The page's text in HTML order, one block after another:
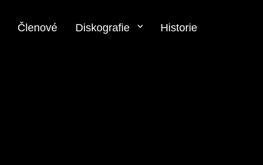
Členové Diskografie Historie